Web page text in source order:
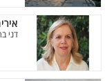
דני ברנר,